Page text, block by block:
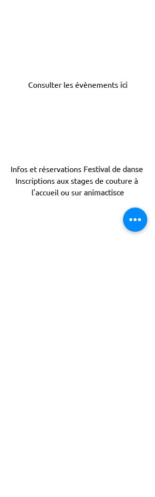
Consulter les évènements ici
Infos et réservations Festival de danse
Inscriptions aux stages de couture à
l'accueil ou sur animactisce